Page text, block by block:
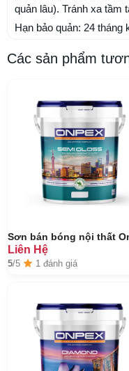
quản lâu). Tránh xa tầm
Hạn bảo quản: 24 tháng
Các sản phẩm
Sơn bán bóng nội thất
Liên Hệ
5/5 1 đánh giá